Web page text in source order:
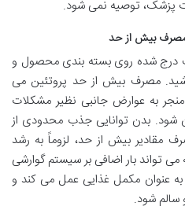
مصرف بیش از حد
درج شده روی بسته بندی محصول و
مصرف بیش از حد پروتئین می
منجر به عوارض جانبی نظیر مشکلات
شود. بدن توانایی جذب محدودی از
مقادیر بیش از حد، لزوماً به رشد
تواند بار اضافی بر سیستم گوارشی
به عنوان مکمل غذایی عمل می کند و
سالم شود.